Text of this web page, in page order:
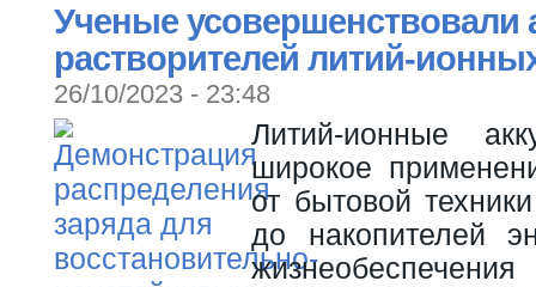
Ученые усовершенствовали
растворителей литий-
26/10/2023 - 23:48
Литий-ионные
широкое
от бытовой
до накопителей